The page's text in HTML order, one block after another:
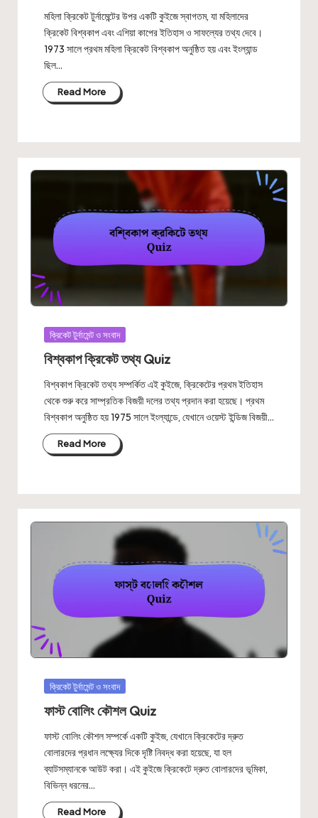
মহিলা ক্রিকেট টুর্নামেন্টের উপর একটি কুইজে স্বাগতম, যা মহিলাদের
ক্রিকেট বিশ্বকাপ এবং এশিয়া কাপের ইতিহাস ও সাফল্যের তথ্য দেবে।
1973 সালে প্রথম মহিলা ক্রিকেট বিশ্বকাপ অনুষ্ঠিত হয় এবং ইংল্যান্ড
ছিল…
Read More
Posted
ক্রিকেট টুর্নামেন্ট ও সংবাদ
বিশ্বকাপ ক্রিকেট তথ্য Quiz
বিশ্বকাপ ক্রিকেট তথ্য সম্পর্কিত এই কুইজে, ক্রিকেটের প্রথম ইতিহাস
থেকে শুরু করে সাম্প্রতিক বিজয়ী দলের তথ্য প্রদান করা হয়েছে। প্রথম
বিশ্বকাপ অনুষ্ঠিত হয় 1975 সালে ইংল্যান্ডে, যেখানে ওয়েস্ট ইন্ডিজ বিজয়ী…
Read More
Posted
ক্রিকেট টুর্নামেন্ট ও সংবাদ
ফাস্ট বোলিং কৌশল Quiz
ফাস্ট বোলিং কৌশল সম্পর্কে একটি কুইজ, যেখানে ক্রিকেটের দ্রুত
বোলারদের প্রধান লক্ষ্যের দিকে দৃষ্টি নিবদ্ধ করা হয়েছে, যা হল
ব্যাটসম্যানকে আউট করা। এই কুইজে ক্রিকেটে দ্রুত বোলারদের ভূমিকা,
বিভিন্ন ধরনের…
Read More